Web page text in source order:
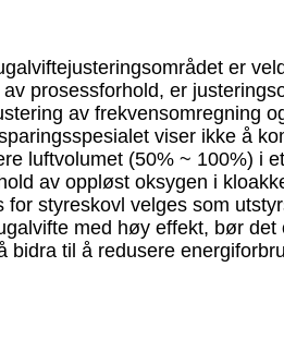
er
prosessforhold, er
av frekvensomregning
viser ikke å
luftvolumet (50% ~ 100%) i
av oppløst oksygen i
styreskovl velges som
med høy effekt, bør
bidra til å redusere